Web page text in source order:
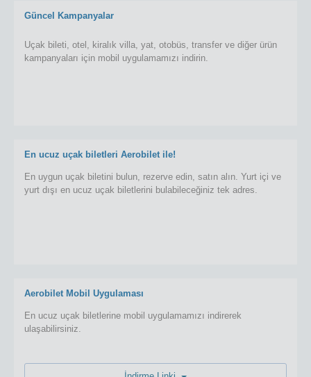
Güncel Kampanyalar
Uçak bileti, otel, kiralık villa, yat, otobüs, transfer ve diğer ürün
kampanyaları için mobil uygulamamızı indirin.
En ucuz uçak biletleri Aerobilet ile!
En uygun uçak biletini bulun, rezerve edin, satın alın. Yurt içi ve
yurt dışı en ucuz uçak biletlerini bulabileceğiniz tek adres.
Aerobilet Mobil Uygulaması
En ucuz uçak biletlerine mobil uygulamamızı indirerek
ulaşabilirsiniz.